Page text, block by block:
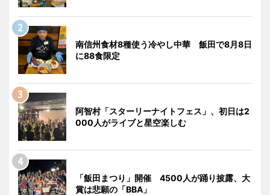
南信州食材8種使う冷やし中華 飯田で8月8日
に88食限定
阿智村「スターリーナイトフェス」、初日は2
000人がライブと星空楽しむ
「飯田まつり」開催 4500人が踊り披露、大
賞は悲願の「BBA」